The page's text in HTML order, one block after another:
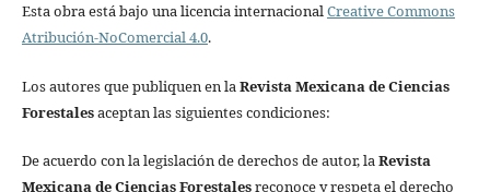
Esta obra está bajo una licencia internacionalCreative Commons
Atribución-NoComercial 4.0.
Los autores que publiquen en la Revista Mexicana de Ciencias
Forestalesaceptan las siguientes condiciones:
De acuerdo con la legislación de derechos de autor, la Revista
Mexicana de Ciencias Forestalesreconoce y respeta el derecho